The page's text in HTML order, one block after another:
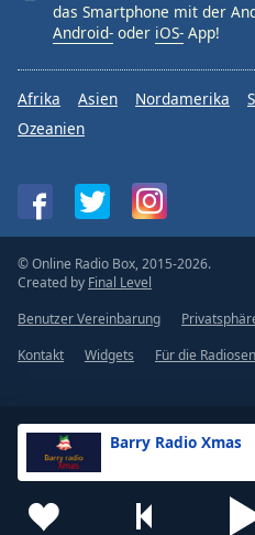
Barry Radio Xmas
das Smartphone mit der
Android- oder iOS- App!
Afrika Asien Nordamerika
Ozeanien
© Online Radio Box, 2015-2026.
Created by Final Level
Benutzer Vereinbarung
Kontakt
Widgets Für die